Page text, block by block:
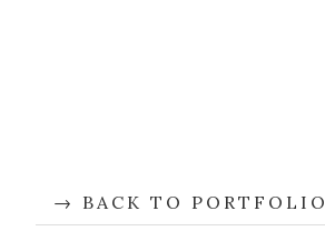
BACK TO PORTFOLIO